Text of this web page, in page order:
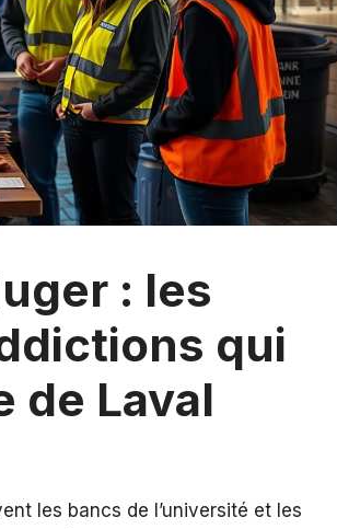
: les
qui
de Laval
les bancs de l’université et les